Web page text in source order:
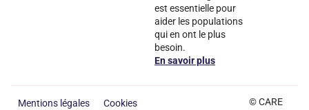
est essentielle pour
aider les populations
qui en ont le plus
besoin.
En savoir plus
Mentions légales
Cookies
© CARE